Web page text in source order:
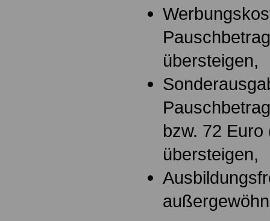
übersteigen,
bzw. 72 Euro
übersteigen,